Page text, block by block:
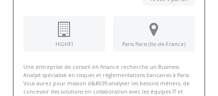
HIGHFI Paris Paris (Ile-de-France)
Une entreprise de conseil en finance recherche un Business
Analyst spécialisé en risques et réglementations bancaires à Paris.
Vous aurez pour mission d&#039;analyser les besoins métiers, de
concevoir des solutions en collaboration avec les équipes IT et